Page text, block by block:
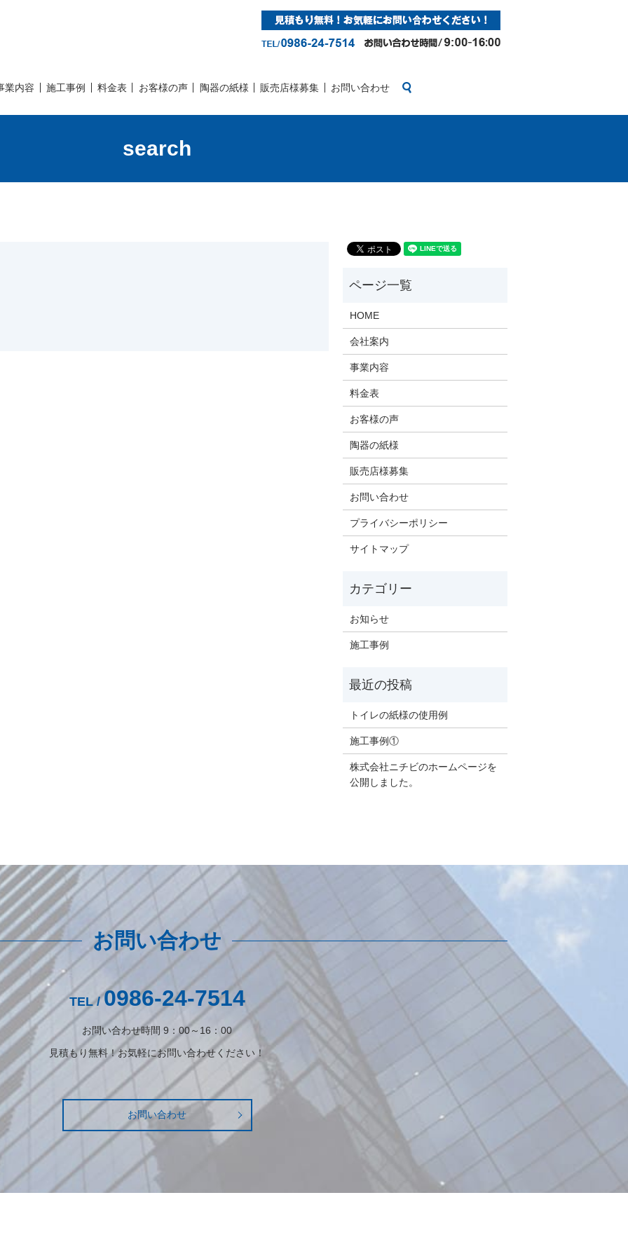
業内容 施工事例 料金表 お客様の声 陶器の紙様 販売店様募集 お問い合わせ
search
HOME
会社案内
事業内容
料金表
お客様の声
陶器の紙様
販売店様募集
お問い合わせ
プライバシーポリシー
サイトマップ
お知らせ
施工事例
トイレの紙様の使用例
施工事例①
株式会社ニチビのホームページを
公開しました。
お問い合わせ
TEL /0986-24-7514
お問い合わせ時間 9：00～16：00
見積もり無料！お気軽にお問い合わせください！
お問い合わせ